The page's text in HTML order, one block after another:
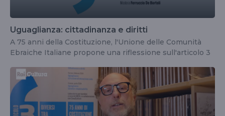
Uguaglianza: cittadinanza e diritti
A 75 anni della Costituzione, l'Unione delle Comunità
Ebraiche Italiane propone una riflessione sull'articolo 3